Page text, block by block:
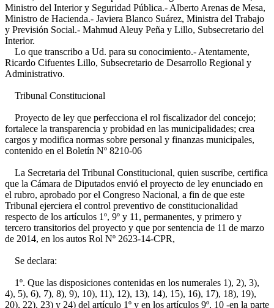
Ministro del Interior y Seguridad Pública.- Alberto Arenas de Mesa,
Ministro de Hacienda.- Javiera Blanco Suárez, Ministra del Trabajo
y Previsión Social.- Mahmud Aleuy Peña y Lillo, Subsecretario del
Interior.
Lo que transcribo a Ud. para su conocimiento.- Atentamente,
Ricardo Cifuentes Lillo, Subsecretario de Desarrollo Regional y
Administrativo.
Tribunal Constitucional
Proyecto de ley que perfecciona el rol fiscalizador del concejo;
fortalece la transparencia y probidad en las municipalidades; crea
cargos y modifica normas sobre personal y finanzas municipales,
contenido en el Boletín Nº 8210-06
La Secretaria del Tribunal Constitucional, quien suscribe, certifica
que la Cámara de Diputados envió el proyecto de ley enunciado en
el rubro, aprobado por el Congreso Nacional, a fin de que este
Tribunal ejerciera el control preventivo de constitucionalidad
respecto de los artículos 1º, 9º y 11, permanentes, y primero y
tercero transitorios del proyecto y que por sentencia de 11 de marzo
de 2014, en los autos Rol Nº 2623-14-CPR,
Se declara:
1º. Que las disposiciones contenidas en los numerales 1), 2), 3),
4), 5), 6), 7), 8), 9), 10), 11), 12), 13), 14), 15), 16), 17), 18), 19),
20), 22), 23) y 24) del artículo 1º y en los artículos 9º, 10 -en la parte